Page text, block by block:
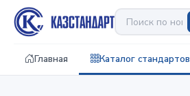
Главная Каталог стандартов